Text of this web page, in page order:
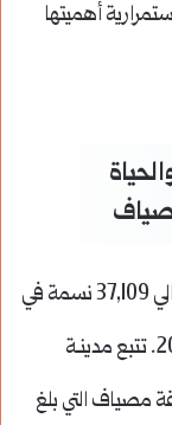
أهميتها
يبلغ التعداد الإجمالي لسكان مدينة مصياف حوالي 37,109 نسمة في
عام 2009 ، و34,469 نسمة في نهاية عام 2010. تتبع مدينـة
مصياف التي بلغ